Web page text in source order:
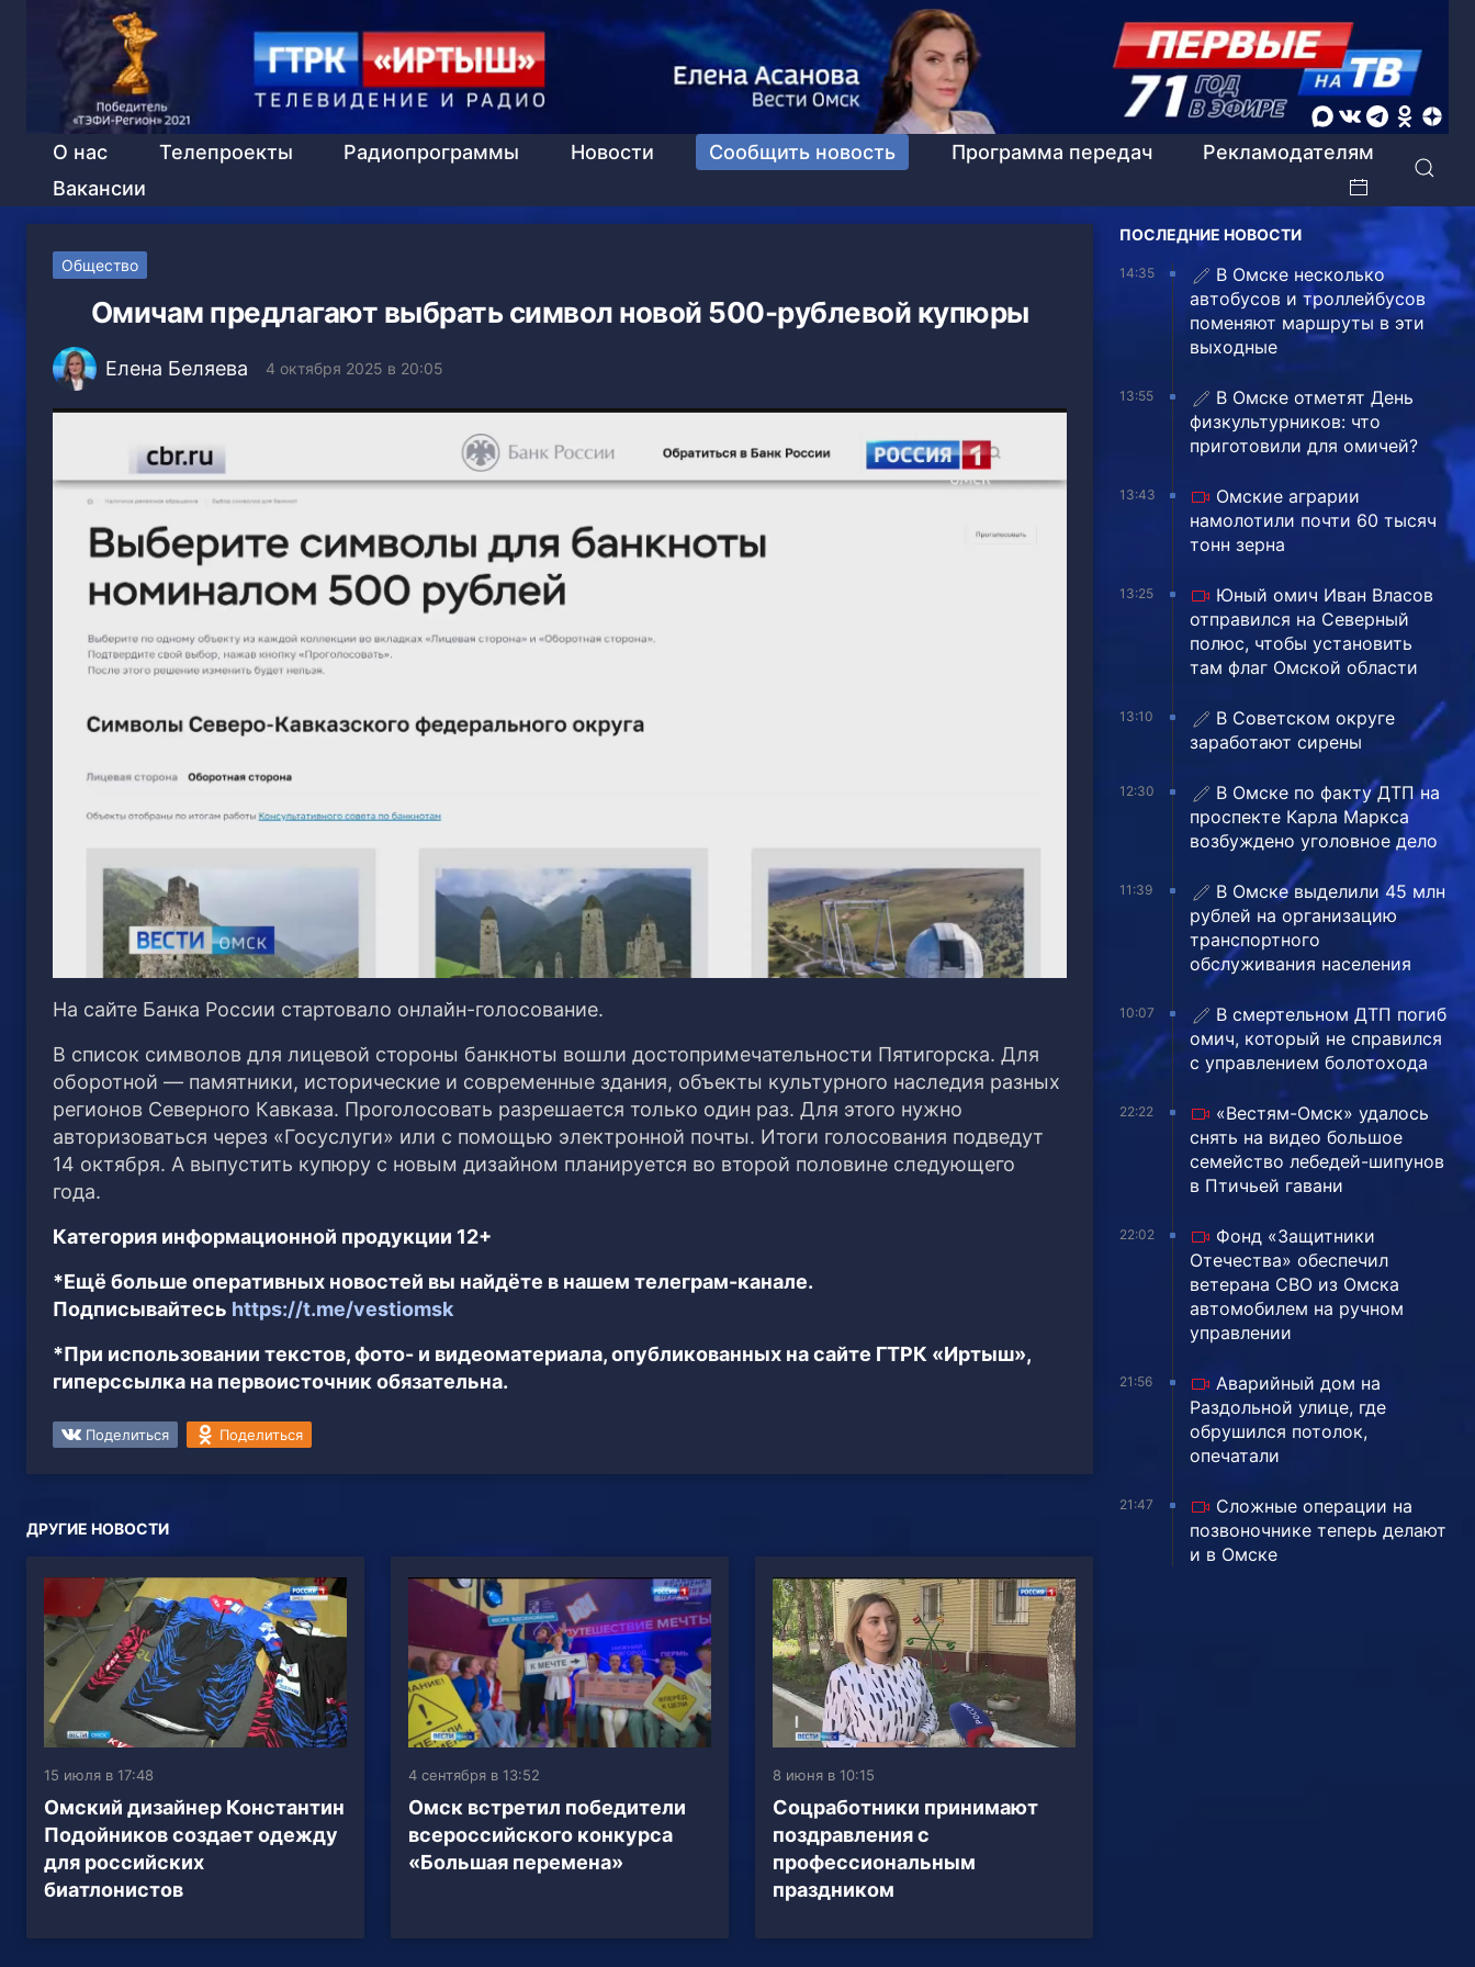
О нас Телепроекты Радиопрограммы Новости Сообщить новость Программа передач
Рекламодателям
Вакансии
Общество
Омичам предлагают выбрать символ новой 500-рублевой купюры
Елена Беляева 4 октября 2025 в 20:05
На сайте Банка России стартовало онлайн-голосование.
В список символов для лицевой стороны банкноты вошли достопримечательности Пятигорска. Для
оборотной — памятники, исторические и современные здания, объекты культурного наследия разных
регионов Северного Кавказа. Проголосовать разрешается только один раз. Для этого нужно
авторизоваться через «Госуслуги» или с помощью электронной почты. Итоги голосования подведут
14 октября. А выпустить купюру с новым дизайном планируется во второй половине следующего
года.
Категория информационной продукции 12+
*Ещё больше оперативных новостей вы найдёте в нашем телеграм-канале.
Подписывайтесь https://t.me/vestiomsk
*При использовании текстов, фото- и видеоматериала, опубликованных на сайте ГТРК «Иртыш»,
гиперссылка на первоисточник обязательна.
Поделиться Поделиться
ДРУГИЕ НОВОСТИ
15 июля в 17:48
Омский дизайнер Константин
Подойников создает одежду
для российских
биатлонистов
4 сентября в 13:52
Омск встретил победители
всероссийского конкурса
«Большая перемена»
8 июня в 10:15
Соцработники принимают
поздравления с
профессиональным
праздником
ПОСЛЕДНИЕ НОВОСТИ
14:35
В Омске несколько
автобусов и троллейбусов
поменяют маршруты в эти
выходные
13:55
В Омске отметят День
физкультурников: что
приготовили для омичей?
13:43
Омские аграрии
намолотили почти 60 тысяч
тонн зерна
13:25
Юный омич Иван Власов
отправился на Северный
полюс, чтобы установить
там флаг Омской области
13:10
В Советском округе
заработают сирены
12:30
В Омске по факту ДТП на
проспекте Карла Маркса
возбуждено уголовное дело
11:39
В Омске выделили 45 млн
рублей на организацию
транспортного
обслуживания населения
10:07
В смертельном ДТП погиб
омич, который не справился
с управлением болотохода
22:22
«Вестям-Омск» удалось
снять на видео большое
семейство лебедей-шипунов
в Птичьей гавани
22:02
Фонд «Защитники
Отечества» обеспечил
ветерана СВО из Омска
автомобилем на ручном
управлении
21:56
Аварийный дом на
Раздольной улице, где
обрушился потолок,
опечатали
21:47
Сложные операции на
позвоночнике теперь делают
и в Омске